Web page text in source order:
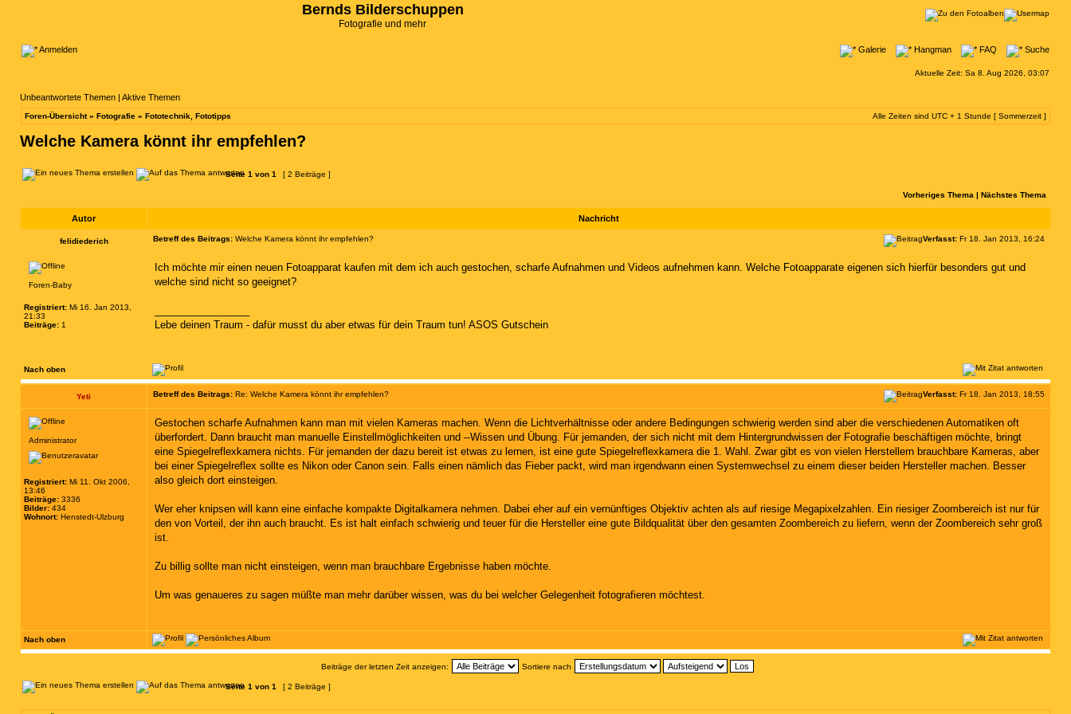
Bernds Bilderschuppen
Fotografie und mehr
Anmelden Galerie Hangman FAQ Suche
Aktuelle Zeit: Sa 8. Aug 2026, 03:07
Unbeantwortete Themen | Aktive Themen
Foren-Übersicht» Fotografie » Fototechnik, Fototipps Alle Zeiten sind UTC + 1 Stunde [ Sommerzeit ]
Welche Kamera könnt ihr empfehlen?
Seite 1 von 1 [ 2 Beiträge ]
Vorheriges Thema | Nächstes Thema
Autor Nachricht
felidiederich Betreff des Beitrags: Welche Kamera könnt ihr empfehlen? Verfasst: Fr 18. Jan 2013, 16:24
Foren-Baby
Registriert: Mi 16. Jan 2013,
21:33
Beiträge: 1
Ich möchte mir einen neuen Fotoapparat kaufen mit dem ich auch gestochen, scharfe Aufnahmen und Videos aufnehmen kann. Welche Fotoapparate eigenen sich hierfür besonders gut und
welche sind nicht so geeignet?
Lebe deinen Traum - dafür musst du aber etwas für dein Traum tun! ASOS Gutschein
Nach oben
Yeti Betreff des Beitrags: Re: Welche Kamera könnt ihr empfehlen? Verfasst: Fr 18. Jan 2013, 18:55
Administrator
Registriert: Mi 11. Okt 2006,
13:46
Beiträge: 3336
Bilder: 434
Wohnort: Henstedt-Ulzburg
Gestochen scharfe Aufnahmen kann man mit vielen Kameras machen. Wenn die Lichtverhältnisse oder andere Bedingungen schwierig werden sind aber die verschiedenen Automatiken oft
überfordert. Dann braucht man manuelle Einstellmöglichkeiten und --Wissen und Übung. Für jemanden, der sich nicht mit dem Hintergrundwissen der Fotografie beschäftigen möchte, bringt
eine Spiegelreflexkamera nichts. Für jemanden der dazu bereit ist etwas zu lernen, ist eine gute Spiegelreflexkamera die 1. Wahl. Zwar gibt es von vielen Herstellern brauchbare Kameras, aber
bei einer Spiegelreflex sollte es Nikon oder Canon sein. Falls einen nämlich das Fieber packt, wird man irgendwann einen Systemwechsel zu einem dieser beiden Hersteller machen. Besser
also gleich dort einsteigen.
Wer eher knipsen will kann eine einfache kompakte Digitalkamera nehmen. Dabei eher auf ein vernünftiges Objektiv achten als auf riesige Megapixelzahlen. Ein riesiger Zoombereich ist nur für
den von Vorteil, der ihn auch braucht. Es ist halt einfach schwierig und teuer für die Hersteller eine gute Bildqualität über den gesamten Zoombereich zu liefern, wenn der Zoombereich sehr groß
ist.
Zu billig sollte man nicht einsteigen, wenn man brauchbare Ergebnisse haben möchte.
Um was genaueres zu sagen müßte man mehr darüber wissen, was du bei welcher Gelegenheit fotografieren möchtest.
Nach oben
Beiträge der letzten Zeit anzeigen: Sortiere nach
Seite 1 von 1 [ 2 Beiträge ]